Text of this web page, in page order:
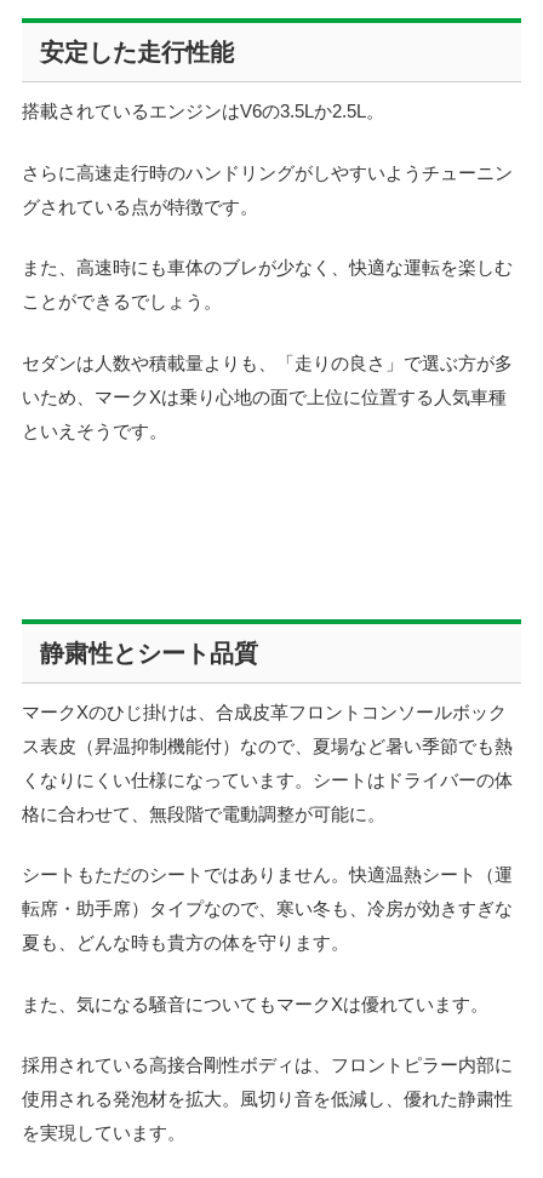
安定した走行性能
搭載されているエンジンはV6の3.5Lか2.5L。
さらに高速走行時のハンドリングがしやすいようチューニン
グされている点が特徴です。
また、高速時にも車体のブレが少なく、快適な運転を楽しむ
ことができるでしょう。
セダンは人数や積載量よりも、「走りの良さ」で選ぶ方が多
いため、マークXは乗り心地の面で上位に位置する人気車種
といえそうです。
静粛性とシート品質
マークXのひじ掛けは、合成皮革フロントコンソールボック
ス表皮（昇温抑制機能付）なので、夏場など暑い季節でも熱
くなりにくい仕様になっています。シートはドライバーの体
格に合わせて、無段階で電動調整が可能に。
シートもただのシートではありません。快適温熱シート（運
転席・助手席）タイプなので、寒い冬も、冷房が効きすぎな
夏も、どんな時も貴方の体を守ります。
また、気になる騒音についてもマークXは優れています。
採用されている高接合剛性ボディは、フロントピラー内部に
使用される発泡材を拡大。風切り音を低減し、優れた静粛性
を実現しています。